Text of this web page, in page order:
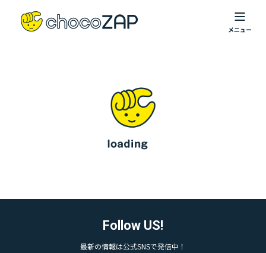
Follow US!
最新の情報は公式SNSで発信中！